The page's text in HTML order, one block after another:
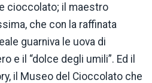
cioccolato; il maestro
che con la raffinata
guarniva le uova di
e il “dolce degli umili”. Ed il
il Museo del Cioccolato che